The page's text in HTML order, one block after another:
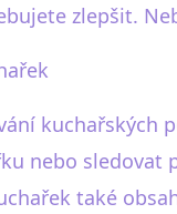
zlepšit.
kuchařských
nebo sledovat
také